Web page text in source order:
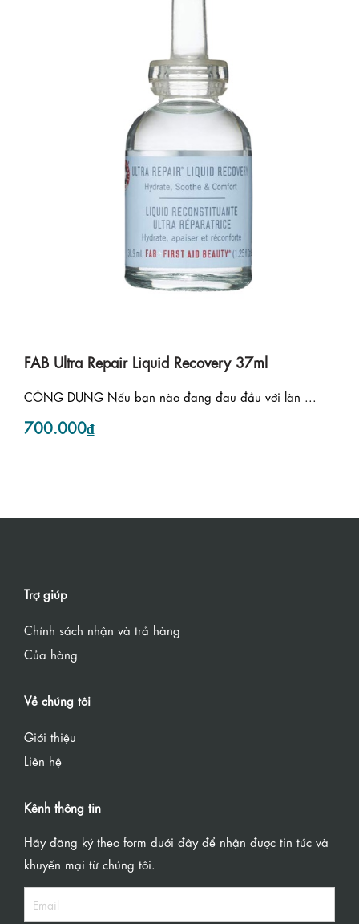
FAB Ultra Repair Liquid Recovery 37ml
CÔNG DỤNG Nếu bạn nào đang đau đầu với làn ...
700.000₫
Trợ giúp
Chính sách nhận và trả hàng
Của hàng
Về chúng tôi
Giới thiệu
Liên hệ
Kênh thông tin
Hãy đăng ký theo form dưới đây để nhận được tin tức và
khuyến mại từ chúng tôi.